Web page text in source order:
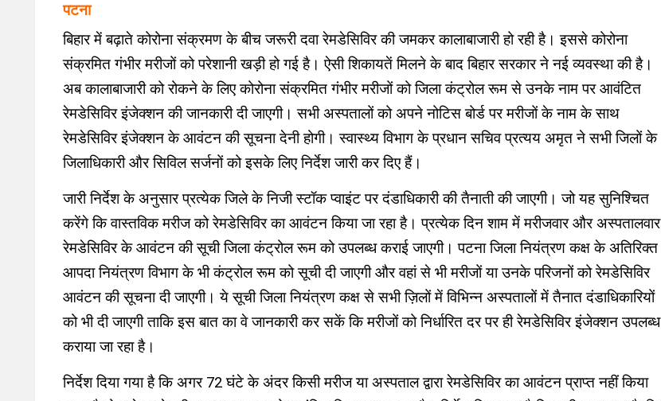
पटना
बिहार में बढ़ाते कोरोना संक्रमण के बीच जरूरी दवा रेमडेसिविर की जमकर कालाबाजारी हो रही है। इससे कोरोना
संक्रमित गंभीर मरीजों को परेशानी खड़ी हो गई है। ऐसी शिकायतें मिलने के बाद बिहार सरकार ने नई व्यवस्था की है।
अब कालाबाजारी को रोकने के लिए कोरोना संक्रमित गंभीर मरीजों को जिला कंट्रोल रूम से उनके नाम पर आवंटित
रेमडेसिविर इंजेक्शन की जानकारी दी जाएगी। सभी अस्पतालों को अपने नोटिस बोर्ड पर मरीजों के नाम के साथ
रेमडेसिविर इंजेक्शन के आवंटन की सूचना देनी होगी। स्वास्थ्य विभाग के प्रधान सचिव प्रत्यय अमृत ने सभी जिलों के
जिलाधिकारी और सिविल सर्जनों को इसके लिए निर्देश जारी कर दिए हैं।
जारी निर्देश के अनुसार प्रत्येक जिले के निजी स्टॉक प्वाइंट पर दंडाधिकारी की तैनाती की जाएगी। जो यह सुनिश्चित
करेंगे कि वास्तविक मरीज को रेमडेसिविर का आवंटन किया जा रहा है। प्रत्येक दिन शाम में मरीजवार और अस्पतालवार
रेमडेसिविर के आवंटन की सूची जिला कंट्रोल रूम को उपलब्ध कराई जाएगी। पटना जिला नियंत्रण कक्ष के अतिरिक्त
आपदा नियंत्रण विभाग के भी कंट्रोल रूम को सूची दी जाएगी और वहां से भी मरीजों या उनके परिजनों को रेमडेसिविर
आवंटन की सूचना दी जाएगी। ये सूची जिला नियंत्रण कक्ष से सभी ज़िलों में विभिन्न अस्पतालों में तैनात दंडाधिकारियों
को भी दी जाएगी ताकि इस बात का वे जानकारी कर सकें कि मरीजों को निर्धारित दर पर ही रेमडेसिविर इंजेक्शन उपलब्ध
कराया जा रहा है।
निर्देश दिया गया है कि अगर 72 घंटे के अंदर किसी मरीज या अस्पताल द्वारा रेमडेसिविर का आवंटन प्राप्त नहीं किया